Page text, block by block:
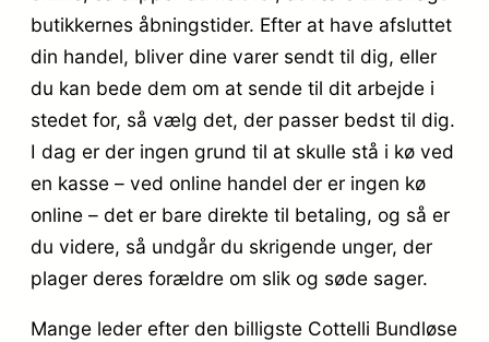
butikkernes åbningstider. Efter at have afsluttet
din handel, bliver dine varer sendt til dig, eller
du kan bede dem om at sende til dit arbejde i
stedet for, så vælg det, der passer bedst til dig.
I dag er der ingen grund til at skulle stå i kø ved
en kasse – ved online handel der er ingen kø
online – det er bare direkte til betaling, og så er
du videre, så undgår du skrigende unger, der
plager deres forældre om slik og søde sager.
Mange leder efter den billigste Cottelli Bundløse